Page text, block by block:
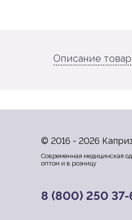
Описание
© 2016 - 2026
Современная медицинская
оптом и в розницу
8 (800) 250